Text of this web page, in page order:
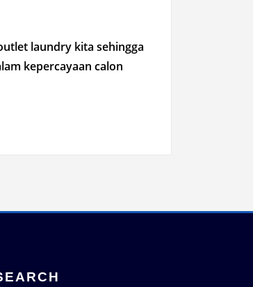
laundry kita sehingga
kepercayaan calon